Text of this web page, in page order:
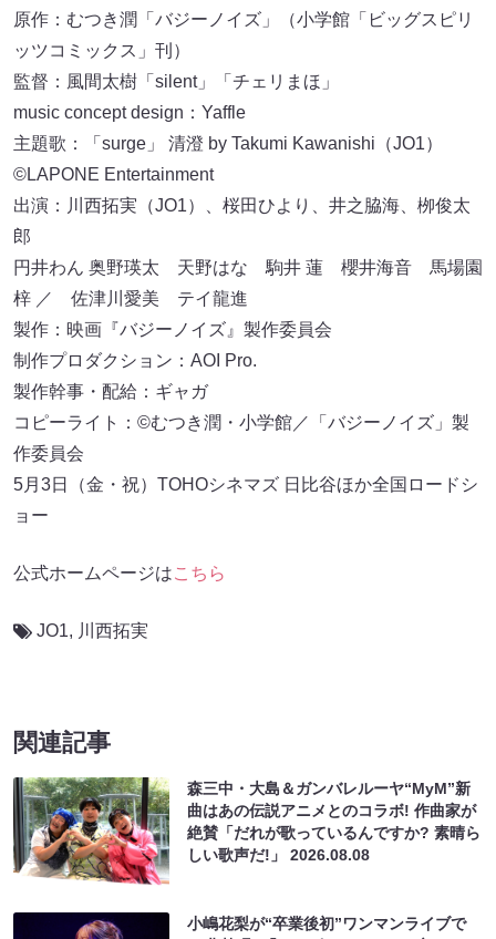
原作：むつき潤「バジーノイズ」（小学館「ビッグスピリ
ッツコミックス」刊）
監督：風間太樹「silent」「チェリまほ」
music concept design：Yaffle
主題歌：「surge」 清澄 by Takumi Kawanishi（JO1）
©︎LAPONE Entertainment
出演：川西拓実（JO1）、桜田ひより、井之脇海、栁俊太
郎
円井わん 奥野瑛太 天野はな 駒井 蓮 櫻井海音 馬場園
梓 ／ 佐津川愛美 テイ龍進
製作：映画『バジーノイズ』製作委員会
制作プロダクション：AOI Pro.
製作幹事・配給：ギャガ
コピーライト：©むつき潤・小学館／「バジーノイズ」製
作委員会
5月3日（金・祝）TOHOシネマズ 日比谷ほか全国ロードシ
ョー
公式ホームページはこちら
JO1, 川西拓実
関連記事
森三中・大島＆ガンバレルーヤ“MyM”新
曲はあの伝説アニメとのコラボ! 作曲家が
絶賛「だれが歌っているんですか? 素晴ら
しい歌声だ!」2026.08.08
小嶋花梨が“卒業後初”ワンマンライブで